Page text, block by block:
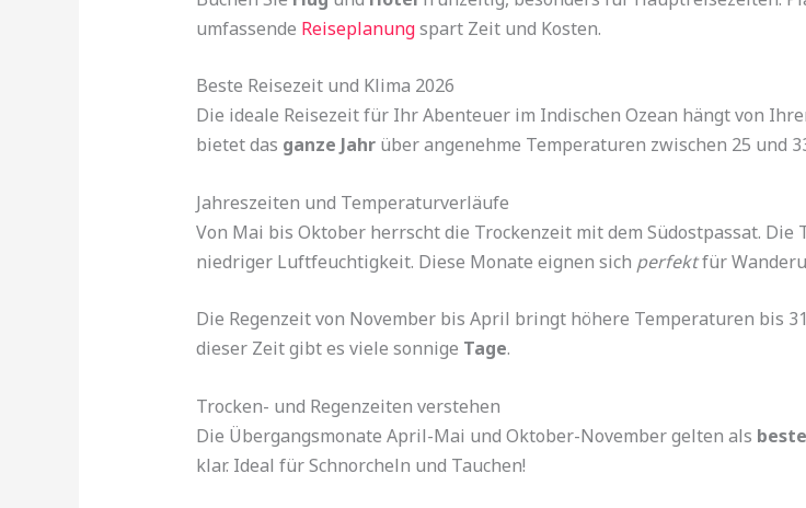
umfassende Reiseplanungspart Zeit und Kosten.
Beste Reisezeit und Klima 2026
Die ideale Reisezeit für Ihr Abenteuer im Indischen Ozean hängt von
bietet das ganze Jahrüber angenehme Temperaturen zwischen 25 und
Jahreszeiten und Temperaturverläufe
Von Mai bis Oktober herrscht die Trockenzeit mit dem Südostpassat. Die
niedriger Luftfeuchtigkeit. Diese Monate eignen sich perfektfür
Die Regenzeit von November bis April bringt höhere Temperaturen bis
dieser Zeit gibt es viele sonnige Tage.
Trocken- und Regenzeiten verstehen
Die Übergangsmonate April-Mai und Oktober-November gelten als
klar. Ideal für Schnorcheln und Tauchen!